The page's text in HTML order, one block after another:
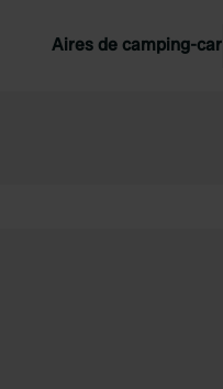
Aires de camping-car